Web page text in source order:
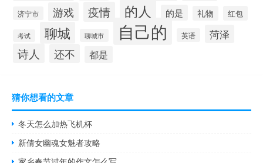
济宁市 游戏 疫情 的人 的是 礼物 红包
考试 聊城 聊城市 自己的 英语 菏泽
诗人 还不 都是
猜你想看的文章
冬天怎么加热飞机杯
新倩女幽魂女魅者攻略